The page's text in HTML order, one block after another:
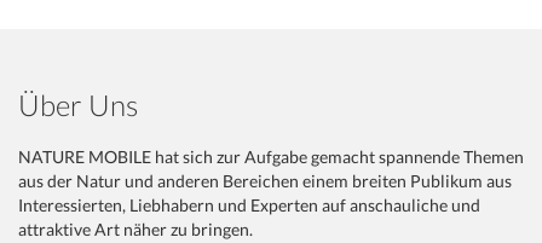
Über Uns
NATURE MOBILE hat sich zur Aufgabe gemacht spannende Themen
aus der Natur und anderen Bereichen einem breiten Publikum aus
Interessierten, Liebhabern und Experten auf anschauliche und
attraktive Art näher zu bringen.